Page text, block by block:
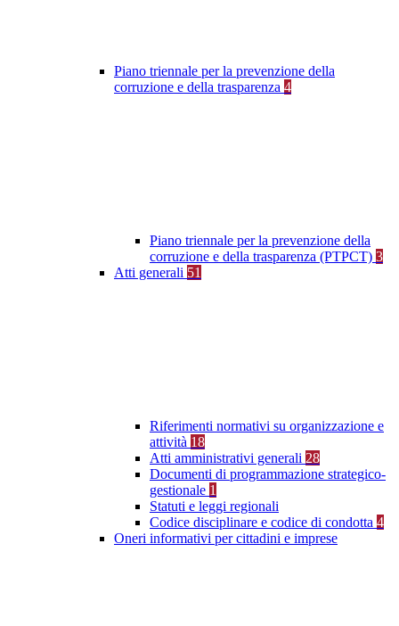
Piano triennale per la prevenzione della
corruzione e della trasparenza 4
Piano triennale per la prevenzione della
corruzione e della trasparenza (PTPCT) 3
Atti generali 51
Riferimenti normativi su organizzazione e
attività 18
Atti amministrativi generali 28
Documenti di programmazione strategico-
gestionale 1
Statuti e leggi regionali
Codice disciplinare e codice di condotta 4
Oneri informativi per cittadini e imprese